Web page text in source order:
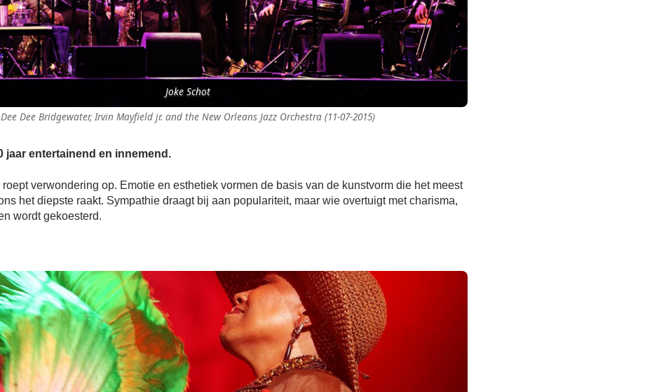
Joke Schot
Dee Dee Bridgewater, Irvin Mayfield jr. and the New Orleans Jazz Orchestra (11-07-2015)
jaar entertainend en innemend.
roept verwondering op. Emotie en esthetiek vormen de basis van de kunstvorm die het meest
het diepste raakt. Sympathie draagt bij aan populariteit, maar wie overtuigt met charisma,
wordt gekoesterd.